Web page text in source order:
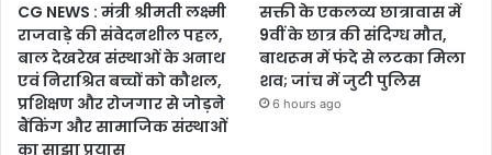
CG NEWS : मंत्री श्रीमती लक्ष्मी
राजवाड़े की संवेदनशील पहल,
बाल देखरेख संस्थाओं के अनाथ
एवं निराश्रित बच्चों को कौशल,
प्रशिक्षण और रोजगार से जोड़ने
बैंकिंग और सामाजिक संस्थाओं
का साझा प्रयास
सक्ती के एकलव्य छात्रावास में
9वीं के छात्र की संदिग्ध मौत,
बाथरूम में फंदे से लटका मिला
शव; जांच में जुटी पुलिस
6 hours ago